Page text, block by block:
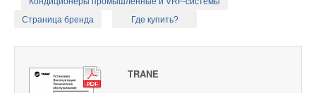
Страница бренда
Где купить?
TRANE